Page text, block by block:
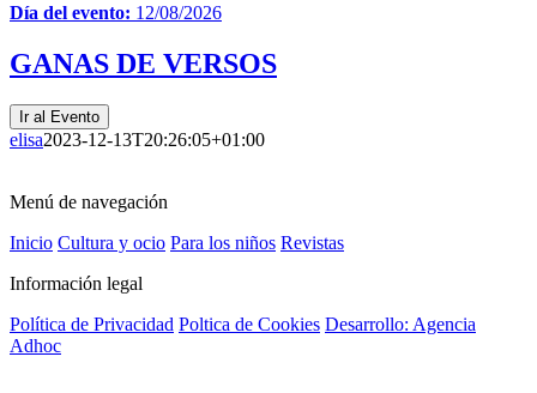
Día del evento: 12/08/2026
GANAS DE VERSOS
Ir al Evento
elisa2023-12-13T20:26:05+01:00
Menú de navegación
Inicio Cultura y ocio Para los niños Revistas
Información legal
Política de Privacidad Poltica de Cookies Desarrollo: Agencia
Adhoc